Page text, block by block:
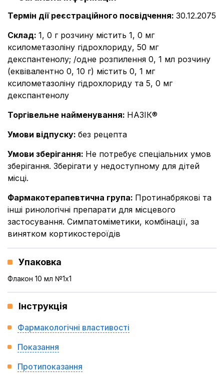
Термін дії реєстраційного посвідчення: 30.12.2075
Склад: 1, 0 г розчину містить 1, 0 мг
ксилометазоліну гідрохлориду, 50 мг
декспантенолу; /одне розпилення 0, 1 мл розчину
(еквівалентно 0, 10 г) містить 0, 1 мг
ксилометазоліну гідрохлориду та 5, 0 мг
декспантенолу
Торгівельне найменування: НАЗІК®
Умови відпуску: без рецепта
Умови зберігання: Не потребує спеціальних умов
зберігання. Зберігати у недоступному для дітей
місці.
Фармакотерапевтична група: Протинабрякові та
інші ринологічні препарати для місцевого
застосування. Симпатоміметики, комбінації, за
винятком кортикостероїдів
Упаковка
Флакон 10 мл №1x1
Інструкція
Фармакологічні властивості
Показання
Протипоказання